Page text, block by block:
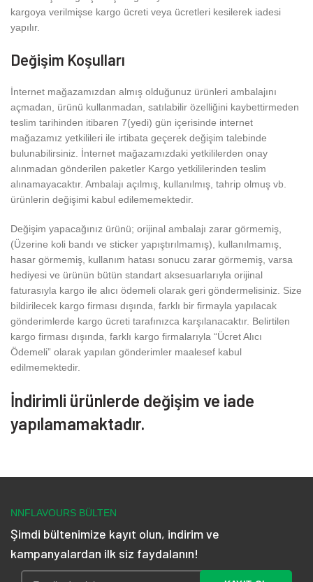
kargoya verilmişse kargo ücreti veya ücretleri kesilerek iadesi
yapılır.
Değişim Koşulları
İnternet mağazamızdan almış olduğunuz ürünleri ambalajını
açmadan, ürünü kullanmadan, satılabilir özelliğini kaybettirmeden
teslim tarihinden itibaren 7(yedi) gün içerisinde internet
mağazamız yetkilileri ile irtibata geçerek değişim talebinde
bulunabilirsiniz. İnternet mağazamızdaki yetkililerden onay
alınmadan gönderilen paketler Kargo yetkililerinden teslim
alınamayacaktır. Ambalajı açılmış, kullanılmış, tahrip olmuş vb.
ürünlerin değişimi kabul edilememektedir.
Değişim yapacağınız ürünü; orijinal ambalajı zarar görmemiş,
(Üzerine koli bandı ve sticker yapıştırılmamış), kullanılmamış,
hasar görmemiş, kullanım hatası sonucu zarar görmemiş, varsa
hediyesi ve ürünün bütün standart aksesuarlarıyla orijinal
faturasıyla kargo ile alıcı ödemeli olarak geri göndermelisiniz. Size
bildirilecek kargo firması dışında, farklı bir firmayla yapılacak
gönderimlerde kargo ücreti tarafınızca karşılanacaktır. Belirtilen
kargo firması dışında, farklı kargo firmalarıyla “Ücret Alıcı
Ödemeli” olarak yapılan gönderimler maalesef kabul
edilmemektedir.
İndirimli ürünlerde değişim ve iade
yapılamamaktadır.
NNFLAVOURS BÜLTEN
Şimdi bültenimize kayıt olun, indirim ve
kampanyalardan ilk siz faydalanın!